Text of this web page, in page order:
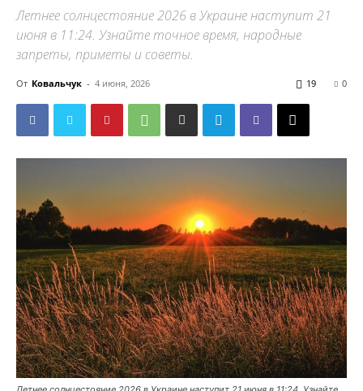
Летнее солнцестояние 2026 в Украине наступит 21
июня в 11:24. Узнайте точное время, народные
запреты, приметы и советы.
От Ковальчук - 4 июня, 2026 0
19